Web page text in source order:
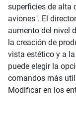
superficies de alta
aviones". El
aumento del nivel
la creación de
vista estético y a
puede elegir la
comandos más
Modificar en los